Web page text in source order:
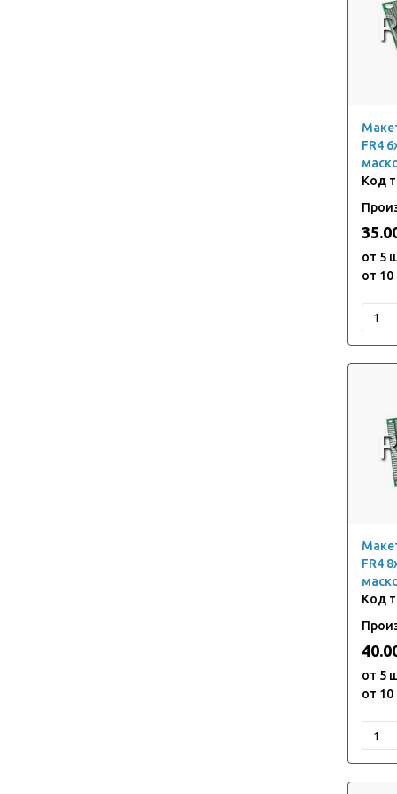
FR4
от 5
от
FR4
от 5
от